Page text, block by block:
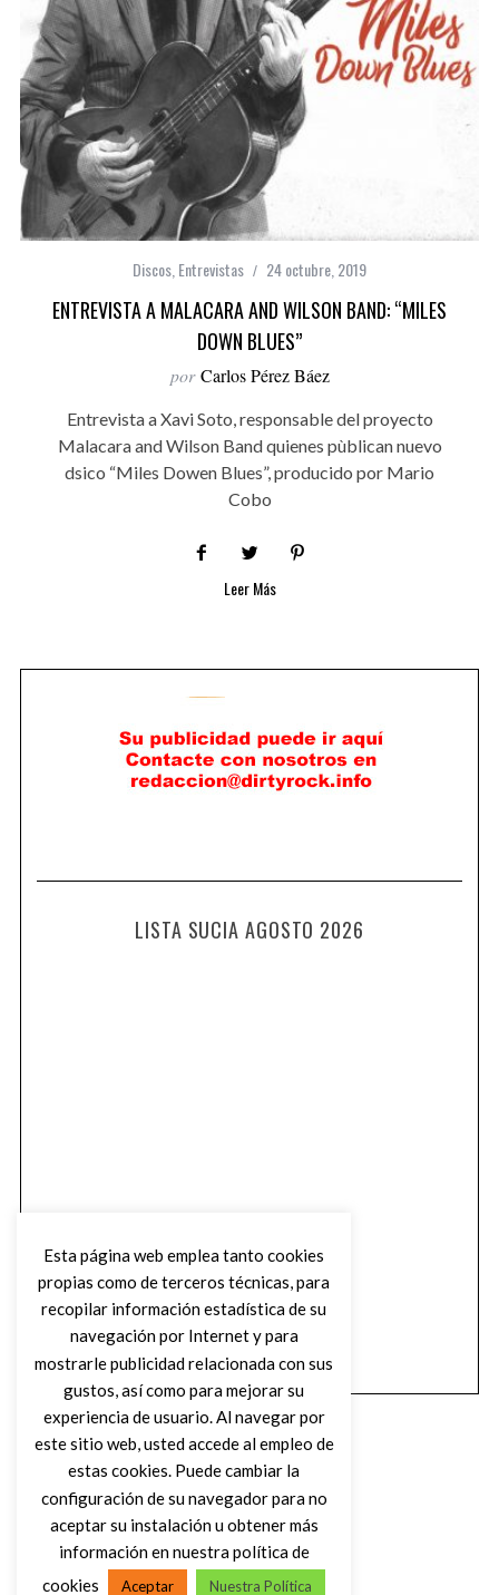
Discos Entrevistas 24 octubre, 2019
ENTREVISTA A MALACARA AND WILSON BAND: “MILES
DOWN BLUES”
por Carlos Pérez Báez
Entrevista a Xavi Soto, responsable del proyecto
Malacara and Wilson Band quienes pùblican nuevo
dsico “Miles Dowen Blues”, producido por Mario
Cobo
Leer Más
LISTA SUCIA AGOSTO 2026
Esta página web emplea tanto cookies
propias como de terceros técnicas, para
recopilar información estadística de su
navegación por Internet y para
mostrarle publicidad relacionada con sus
gustos, así como para mejorar su
experiencia de usuario. Al navegar por
este sitio web, usted accede al empleo de
estas cookies. Puede cambiar la
configuración de su navegador para no
aceptar su instalación u obtener más
información en nuestra política de
cookies
Aceptar Nuestra Política